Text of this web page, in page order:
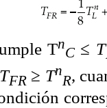
Tn
C≤ T
TFR ≥ Tn
R,